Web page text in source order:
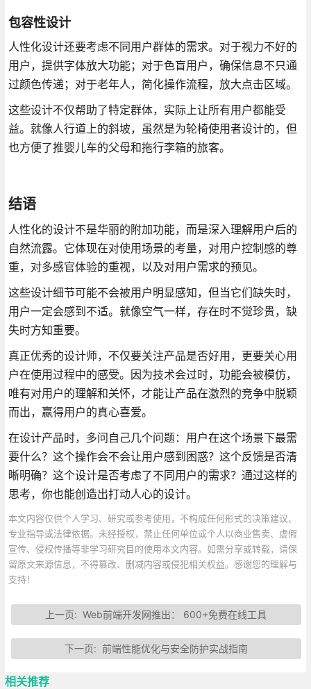
包容性设计
人性化设计还要考虑不同用户群体的需求。对于视力不好的
用户，提供字体放大功能；对于色盲用户，确保信息不只通
过颜色传递；对于老年人，简化操作流程，放大点击区域。
这些设计不仅帮助了特定群体，实际上让所有用户都能受
益。就像人行道上的斜坡，虽然是为轮椅使用者设计的，但
也方便了推婴儿车的父母和拖行李箱的旅客。
结语
人性化的设计不是华丽的附加功能，而是深入理解用户后的
自然流露。它体现在对使用场景的考量，对用户控制感的尊
重，对多感官体验的重视，以及对用户需求的预见。
这些设计细节可能不会被用户明显感知，但当它们缺失时，
用户一定会感到不适。就像空气一样，存在时不觉珍贵，缺
失时方知重要。
真正优秀的设计师，不仅要关注产品是否好用，更要关心用
户在使用过程中的感受。因为技术会过时，功能会被模仿，
唯有对用户的理解和关怀，才能让产品在激烈的竞争中脱颖
而出，赢得用户的真心喜爱。
在设计产品时，多问自己几个问题：用户在这个场景下最需
要什么？这个操作会不会让用户感到困惑？这个反馈是否清
晰明确？这个设计是否考虑了不同用户的需求？通过这样的
思考，你也能创造出打动人心的设计。
本文内容仅供个人学习、研究或参考使用，不构成任何形式的决策建议、
专业指导或法律依据。未经授权，禁止任何单位或个人以商业售卖、虚假
宣传、侵权传播等非学习研究目的使用本文内容。如需分享或转载，请保
留原文来源信息，不得篡改、删减内容或侵犯相关权益。感谢您的理解与
支持！
上一页:Web前端开发网推出： 600+免费在线工具
下一页: 前端性能优化与安全防护实战指南
相关推荐